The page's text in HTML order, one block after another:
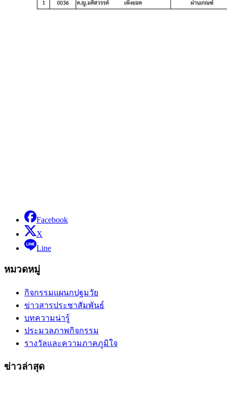
Facebook
X
Line
หมวดหมู่
กิจกรรมแผนกปฐมวัย
ข่าวสารประชาสัมพันธ์
บทความน่ารู้
ประมวลภาพกิจกรรม
รางวัลและความภาคภูมิใจ
ข่าวล่าสุด